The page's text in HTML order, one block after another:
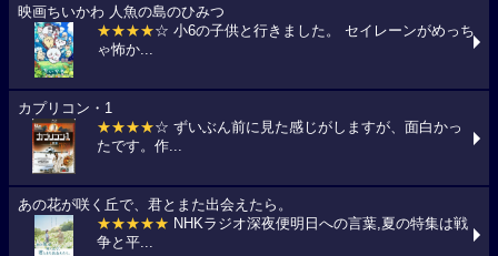
映画ちいかわ 人魚の島のひみつ
★★★★☆ 小6の子供と行きました。 セイレーンがめっち
ゃ怖か...
カプリコン・1
★★★★☆ ずいぶん前に見た感じがしますが、面白かっ
たです。作...
あの花が咲く丘で、君とまた出会えたら。
★★★★★ NHKラジオ深夜便明日への言葉,夏の特集は戦
争と平...